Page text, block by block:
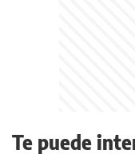
Te puede